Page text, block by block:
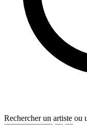
Rechercher un artiste ou